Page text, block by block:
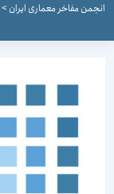
مفاخر معماری ایران>